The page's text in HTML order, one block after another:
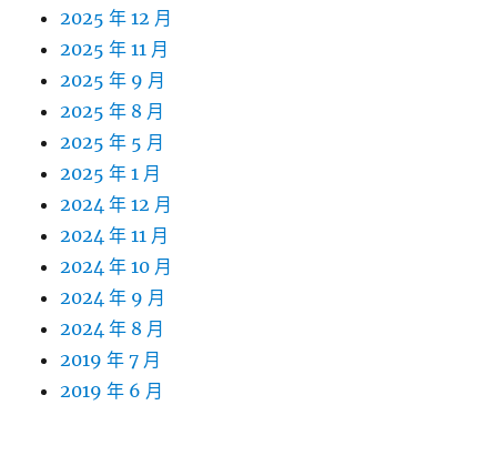
2025 年 12 月
2025 年 11 月
2025 年 9 月
2025 年 8 月
2025 年 5 月
2025 年 1 月
2024 年 12 月
2024 年 11 月
2024 年 10 月
2024 年 9 月
2024 年 8 月
2019 年 7 月
2019 年 6 月